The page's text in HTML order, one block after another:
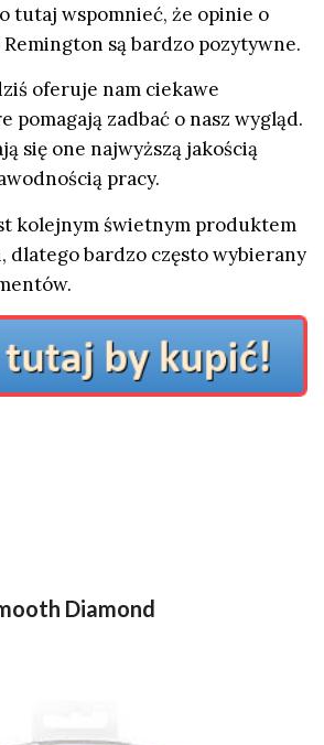
tutaj wspomnieć, że opinie o
Remington są bardzo pozytywne.
oferuje nam ciekawe
pomagają zadbać o nasz wygląd.
się one najwyższą jakością
pracy.
kolejnym świetnym produktem
dlatego bardzo często wybierany
Diamond